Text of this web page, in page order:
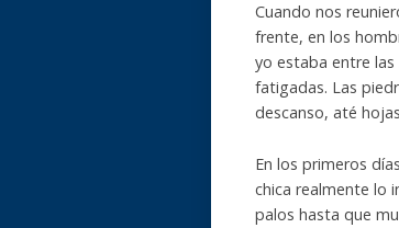
Cuando nos
frente, en los
yo estaba entre
fatigadas. Las
descanso, até
En los primeros
chica realmente lo
palos hasta que